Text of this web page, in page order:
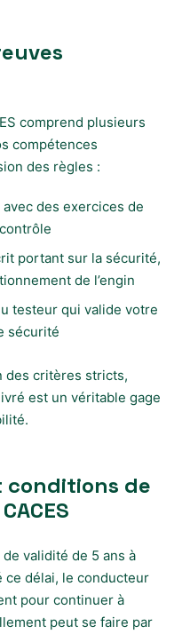
comprend plusieurs
compétences
des règles :
des exercices de
portant sur la sécurité,
de l’engin
testeur qui valide votre
sécurité
des critères stricts,
est un véritable gage
conditions de
validité de 5 ans à
ce délai, le conducteur
pour continuer à
peut se faire par